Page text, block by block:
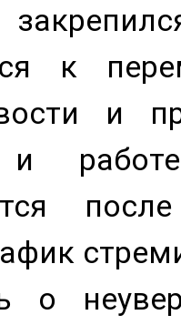
к
и
о